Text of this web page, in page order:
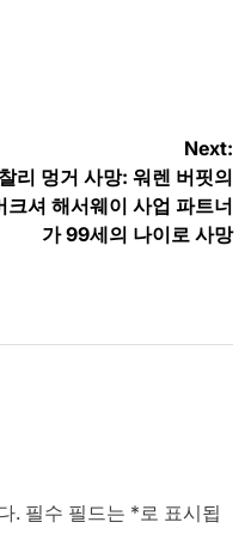
Next:
찰리 멍거 사망: 워렌 버핏의
크셔 해서웨이 사업 파트너
가 99세의 나이로 사망
. 필수 필드는 * 로 표시됩